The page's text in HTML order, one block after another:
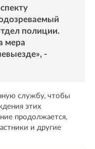
полиции.
мера
-
службу, чтобы
этих
продолжается,
и другие